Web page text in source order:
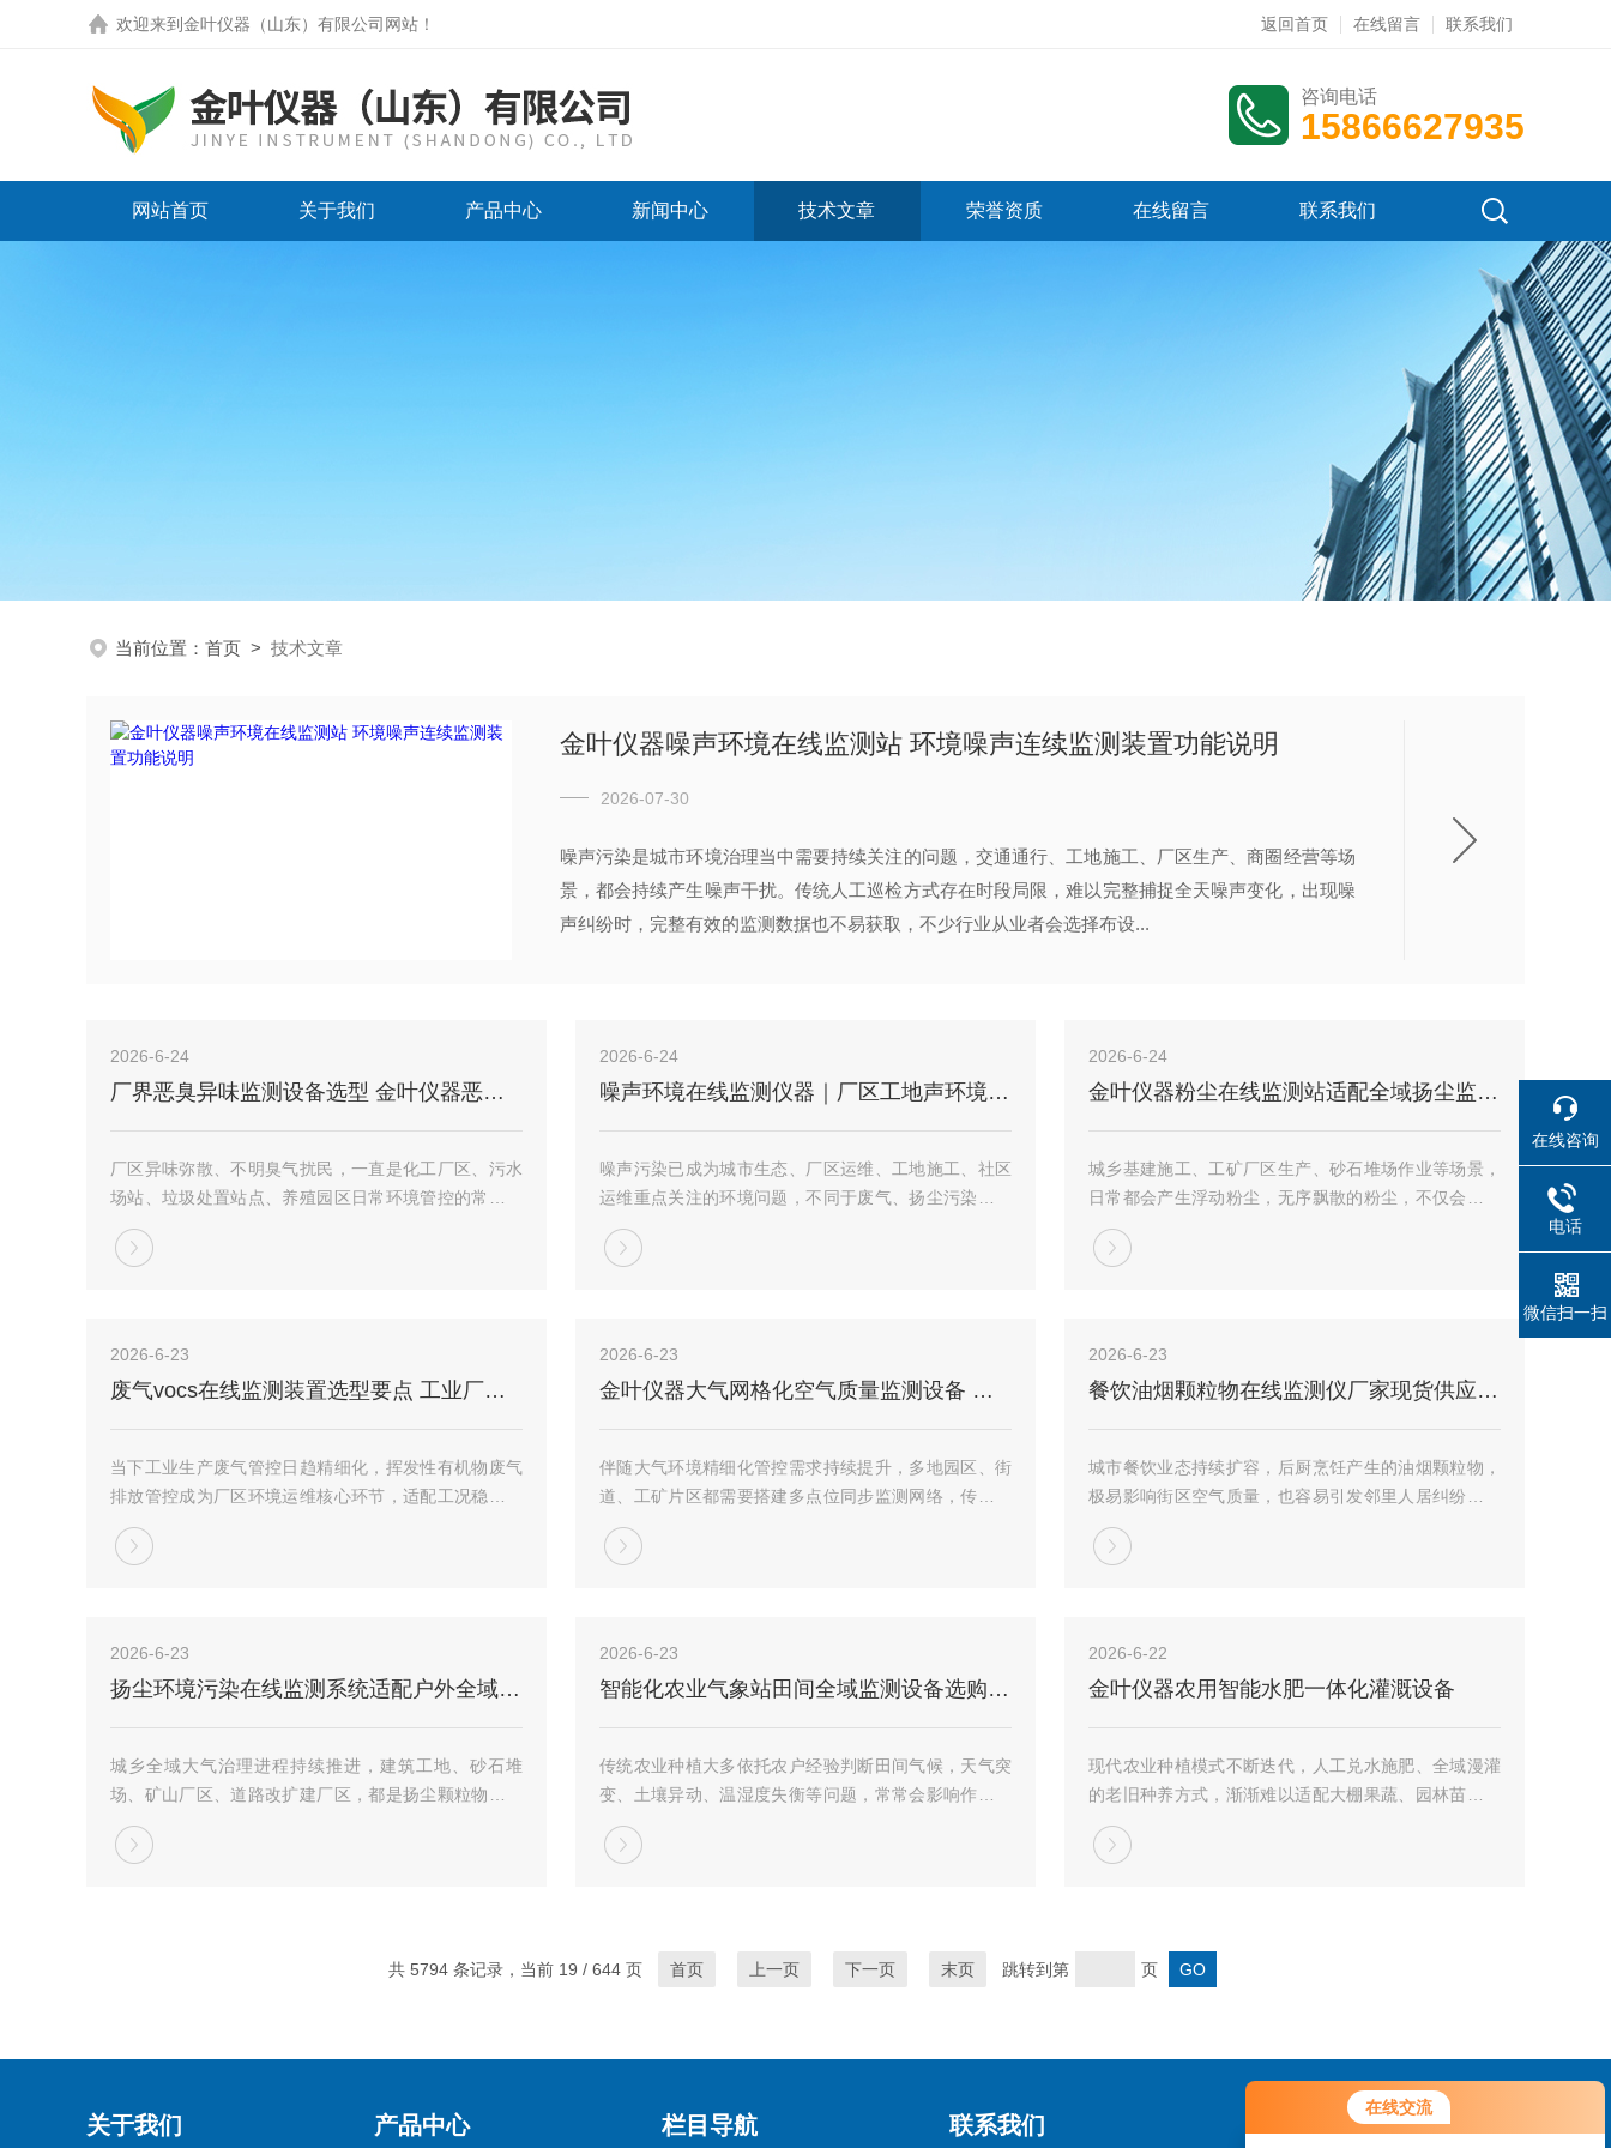
在线交流
欢迎来到 金叶仪器（山东）有限公司网站 ！ 返回首页 在线留言 联系我们
咨询电话
15866627935
网站首页 关于我们 产品中心 新闻中心 技术文章 荣誉资质 在线留言 联系我们
当前位置： 首页 > 技术文章
金叶仪器噪声环境在线监测站 环境噪声连续监测装置功能说明
2026-07-30
噪声污染是城市环境治理当中需要持续关注的问题，交通通行、工地施工、厂区生产、商圈经营等场
景，都会持续产生噪声干扰。传统人工巡检方式存在时段局限，难以完整捕捉全天噪声变化，出现噪
声纠纷时，完整有效的监测数据也不易获取，不少行业从业者会选择布设...
2026-6-24
厂界恶臭异味监测设备选型 金叶仪器恶臭异味气体在线监测仪应用介绍
厂区异味弥散、不明臭气扰民，一直是化工厂区、污水
场站、垃圾处置站点、养殖园区日常环境管控的常见难
题。传统人工嗅辨排查方式，受人员感官、天气环境、
时段变化影响较大，监测数据主观性较强，难以留存完
2026-6-24
噪声环境在线监测仪器｜厂区工地声环境监测设备选型指南
噪声污染已成为城市生态、厂区运维、工地施工、社区
运维重点关注的环境问题，不同于废气、扬尘污染，噪
声传播随机性强，时段波动大，人工定点抽检难以留存
完整监测数据，管控难度较高。适配多场景的噪声环境
2026-6-24
金叶仪器粉尘在线监测站适配全域扬尘监测场景
城乡基建施工、工矿厂区生产、砂石堆场作业等场景，
日常都会产生浮动粉尘，无序飘散的粉尘，不仅会改变
区域空气质量状态，也会加大场地环境管控难度。想要
常态化把控场地粉尘浓度，做好环境台账留存，适配场
2026-6-23
废气vocs在线监测装置选型要点 工业厂区废气排放监测设备介绍
当下工业生产废气管控日趋精细化，挥发性有机物废气
排放管控成为厂区环境运维核心环节，适配工况稳定运
行的废气vocs在线监测装置，成为涂装、化工、印刷、
橡塑等诸多生产企业的环境监测配套设备。金叶仪器专
2026-6-23
金叶仪器大气网格化空气质量监测设备 园区厂区空气多点监测设备介绍
伴随大气环境精细化管控需求持续提升，多地园区、街
道、工矿片区都需要搭建多点位同步监测网络，传统单
点监测设备覆盖范围有限，难以捕捉局部区域污染物波
动，大气网格化空气质量监测设备逐渐成为环境监测场
2026-6-23
餐饮油烟颗粒物在线监测仪厂家现货供应 适配各类餐饮门店烟道监测
城市餐饮业态持续扩容，后厨烹饪产生的油烟颗粒物，
极易影响街区空气质量，也容易引发邻里人居纠纷，常
态化排放监测，已然成为餐饮门店日常运维、厂区园区
后厨环境管控的基础环节。市面上适配烟道工况的监测
2026-6-23
扬尘环境污染在线监测系统适配户外全域扬尘管控 金叶仪器定制环境监测设备
城乡全域大气治理进程持续推进，建筑工地、砂石堆
场、矿山厂区、道路改扩建厂区，都是扬尘颗粒物污染
的高频产生区域，零散扬尘叠加风力扩散，不仅会扰动
周边空气质量，也会影响片区人居环境与厂区日常作业
2026-6-23
智能化农业气象站田间全域监测设备选购 金叶仪器农事气象监测设备
传统农业种植大多依托农户经验判断田间气候，天气突
变、土壤异动、温湿度失衡等问题，常常会影响作物长
势，增加农事管护难度。适配现代化种植模式的智能化
农业气象站，逐步成为大田种植、果园培育、大棚种
2026-6-22
金叶仪器农用智能水肥一体化灌溉设备
现代农业种植模式不断迭代，人工兑水施肥、全域漫灌
的老旧种养方式，渐渐难以适配大棚果蔬、园林苗木、
大田粮油等多元种植场景，耗时耗力之余，还容易造成
水肥流失、土壤板结、作物养分吸收不均等问题，不少
共 5794 条记录，当前 19 / 644 页 首页 上一页 下一页 末页 跳转到第 页
关于我们 产品中心 栏目导航 联系我们
在线咨询
电话
微信扫一扫